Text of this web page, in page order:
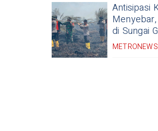
Antisipasi
di Sungai
METRONEWS